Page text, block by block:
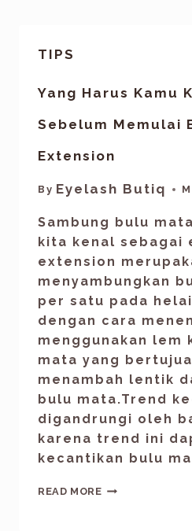
TIPS
Yang Harus Kamu
Sebelum Memulai
Extension
By Eyelash Butiq
Sambung bulu
kita kenal sebagai
extension
menyambungkan
per satu pada
dengan cara
menggunakan lem
mata yang
menambah lentik
bulu mata.Trend
digandrungi oleh
karena trend ini
kecantikan bulu
READ MORE